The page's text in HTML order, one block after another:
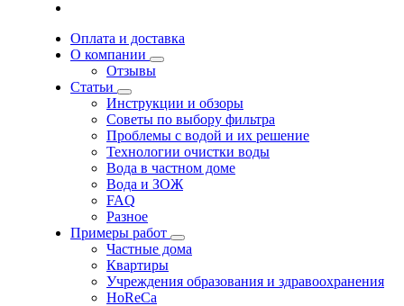
Оплата и доставка
О компании
Отзывы
Статьи
Инструкции и обзоры
Советы по выбору фильтра
Проблемы с водой и их решение
Технологии очистки воды
Вода в частном доме
Вода и ЗОЖ
FAQ
Разное
Примеры работ
Частные дома
Квартиры
Учреждения образования и здравоохранения
HoReCa